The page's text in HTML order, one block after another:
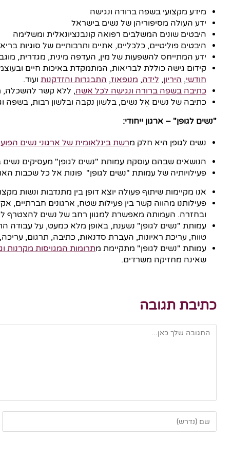
מידע מקצועי בשפה ברורה ונגישה
ידע העולה מסיפוריהן של נשים בישראל
היבטים שונים המשלבים רפואה קונבנציונאלית ומשלימה
היבטים פוליטיים, כלכליים, אתיים ותרבותיים של סוגיות
ידע המתייחס להשפעות של מין, העדפה מינית, מגדרית,
קידום גישה כוללת לבריאות, המתמקדת באיכות חיים
חודשי, היריון, לידה, מנופאוז, התבגרות והזדקנות ועוד.
כתיבה בשפה ברורה ונגישה לכל אשה, ללא קשר להשכלה,
כתיבה של נשים אֶל נשים, בלשון נקבה ובלשון רבות, בשפה
"נשים לגופן" – ארגון ייחודי:
נשים לגופן היא חלק מרשת בינלאומית של ארגוני נשים
הנושאים שבהם עוסקת עמותת "נשים לגופן" מעסיקים
פעילויותיה של עמותת "נשים לגופן" פונות אל כל שכבות
אנו מקיימות שיתוף פעולה יוצא דופן בין מתנדבות ונשות
פעילותנו מהווה קשר בין פעילות שטח, ארגונים
ובחזרה. העמותה מאפשרת למגוון רחב של נשים להצטרף
עמותת "נשים לגופן" נשענת, באופן מלא כמעט, על עבודה
טווח, עריכת ראיונות, העברת סדנאות, כתיבה, תרגום,
עמותת "נשים לגופן" מתקיימת מתרומות המגויסות מקרנות
שאינה מחזיקה משרדים.
כתיבת תגובה